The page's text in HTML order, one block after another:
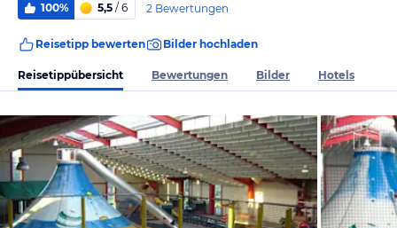
100% 5,5 / 6 2 Bewertungen
Reisetipp bewerten Bilder hochladen
Reisetippübersicht Bewertungen Bilder Hotels